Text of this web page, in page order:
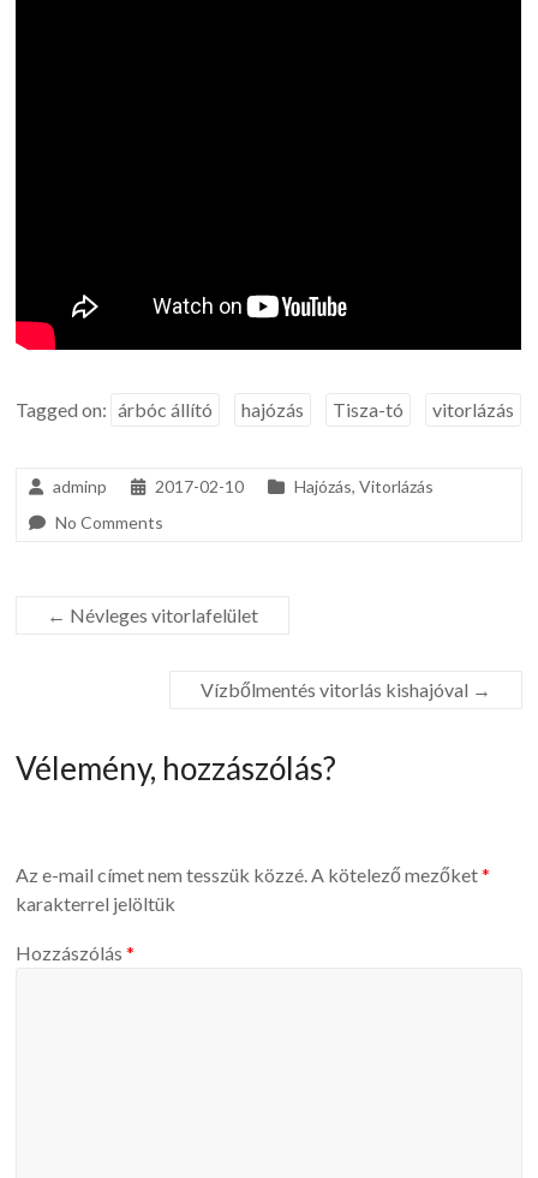
Tagged on: árbóc állító hajózás Tisza-tó vitorlázás
adminp 2017-02-10 Hajózás,Vitorlázás
No Comments
← Névleges vitorlafelület
Vízbőlmentés vitorlás kishajóval →
Vélemény, hozzászólás?
Az e-mail címet nem tesszük közzé. A kötelező mezőket*
karakterrel jelöltük
Hozzászólás*